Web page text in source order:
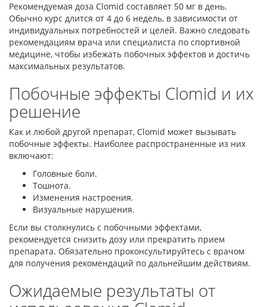
Рекомендуемая доза Clomid составляет 50 мг в день.
Обычно курс длится от 4 до 6 недель, в зависимости от
индивидуальных потребностей и целей. Важно следовать
рекомендациям врача или специалиста по спортивной
медицине, чтобы избежать побочных эффектов и достичь
максимальных результатов.
Побочные эффекты Clomid и их
решение
Как и любой другой препарат, Clomid может вызывать
побочные эффекты. Наиболее распространенные из них
включают:
Головные боли.
Тошнота.
Изменения настроения.
Визуальные нарушения.
Если вы столкнулись с побочными эффектами,
рекомендуется снизить дозу или прекратить прием
препарата. Обязательно проконсультируйтесь с врачом
для получения рекомендаций по дальнейшим действиям.
Ожидаемые результаты от